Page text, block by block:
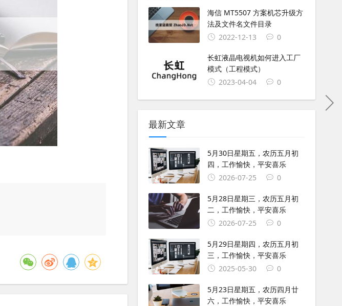
海信 MT5507 方案机芯升级方
法及文件名文件目录
2022-12-13
0
长虹液晶电视机如何进入工厂
模式（工程模式）
2023-04-04
0
最新文章
5月30日星期五，农历五月初
四，工作愉快，平安喜乐
2026-07-25
0
5月28日星期三，农历五月初
二，工作愉快，平安喜乐
2026-07-25
0
5月29日星期四，农历五月初
三，工作愉快，平安喜乐
2025-05-30
0
5月23日星期五，农历四月廿
六，工作愉快，平安喜乐